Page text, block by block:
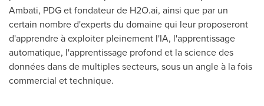
Ambati, PDG et fondateur de H2O.ai, ainsi que par un
certain nombre d'experts du domaine qui leur proposeront
d'apprendre à exploiter pleinement l'IA, l'apprentissage
automatique, l'apprentissage profond et la science des
données dans de multiples secteurs, sous un angle à la fois
commercial et technique.